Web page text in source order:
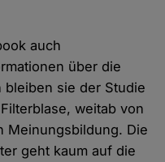
auch
über die
sie der Studie
weitab von
Meinungsbildung. Die
geht kaum auf die